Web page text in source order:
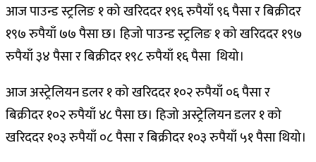
आज पाउन्ड स्ट्रलिङ १ को खरिददर १९६ रुपैयाँ ९६ पैसा र बिक्रीदर
१९७ रुपैयाँ ७७ पैसा छ। हिजो पाउन्ड स्ट्रलिङ १ को खरिददर १९७
रुपैयाँ ३४ पैसा र बिक्रीदर १९८ रुपैयाँ १६ पैसा थियो।
आज अस्ट्रेलियन डलर १ को खरिददर १०२ रुपैयाँ ०६ पैसा र
बिक्रीदर १०२ रुपैयाँ ४८ पैसा छ। हिजो अस्ट्रेलियन डलर १ को
खरिददर १०३ रुपैयाँ ०८ पैसा र बिक्रीदर १०३ रुपैयाँ ५१ पैसा थियो।